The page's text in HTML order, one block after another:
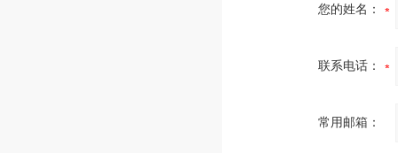
您的姓名：
联系电话：
常用邮箱：